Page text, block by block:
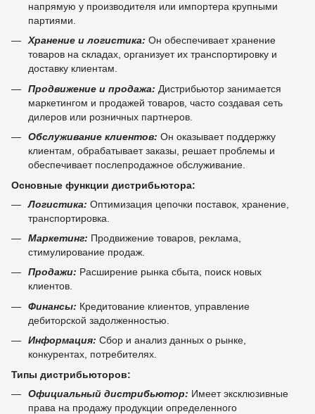
напрямую у производителя или импортера крупными
партиями.
Хранение и логистика: Он обеспечивает хранение
товаров на складах, организует их транспортировку и
доставку клиентам.
Продвижение и продажа: Дистрибьютор занимается
маркетингом и продажей товаров, часто создавая сеть
дилеров или розничных партнеров.
Обслуживание клиентов: Он оказывает поддержку
клиентам, обрабатывает заказы, решает проблемы и
обеспечивает послепродажное обслуживание.
Основные функции дистрибьютора:
Логистика: Оптимизация цепочки поставок, хранение,
транспортировка.
Маркетинг: Продвижение товаров, реклама,
стимулирование продаж.
Продажи: Расширение рынка сбыта, поиск новых
клиентов.
Финансы: Кредитование клиентов, управление
дебиторской задолженностью.
Информация: Сбор и анализ данных о рынке,
конкурентах, потребителях.
Типы дистрибьюторов:
Официальный дистрибьютор: Имеет эксклюзивные
права на продажу продукции определенного